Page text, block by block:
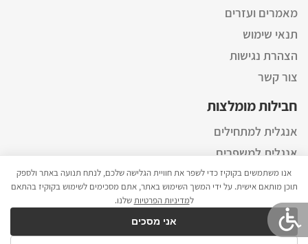
מאמרים ועזרים
תנאי שימוש
הצהרת נגישות
צור קשר
חבילות מומלצות
אנגלית למתחילים
אנגלית למשפרים
אנגלית למתקדמים
מדיניות פרטיות
קורס ליווי להתפתחות הורים תינוקות ופעוטות
אנו משתמשים בקוקיז כדי לשפר את חוויית הגלישה שלכם, לנתח תנועה באתר ולספק
תוכן מותאם אישית. על ידי המשך השימוש באתר, אתם מסכימים לשימוש בקוקיז בהתאם
למדיניות הפרטיותשלנו.
אני מסכים